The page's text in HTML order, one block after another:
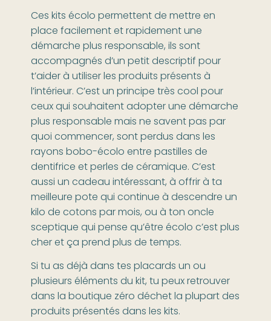
Ces kits écolo permettent de mettre en
place facilement et rapidement une
démarche plus responsable, ils sont
accompagnés d’un petit descriptif pour
t’aider à utiliser les produits présents à
l’intérieur. C’est un principe très cool pour
ceux qui souhaitent adopter une démarche
plus responsable mais ne savent pas par
quoi commencer, sont perdus dans les
rayons bobo-écolo entre pastilles de
dentifrice et perles de céramique. C’est
aussi un cadeau intéressant, à offrir à ta
meilleure pote qui continue à descendre un
kilo de cotons par mois, ou à ton oncle
sceptique qui pense qu’être écolo c’est plus
cher et ça prend plus de temps.
Si tu as déjà dans tes placards un ou
plusieurs éléments du kit, tu peux retrouver
dans la boutique zéro déchet la plupart des
produits présentés dans les kits.